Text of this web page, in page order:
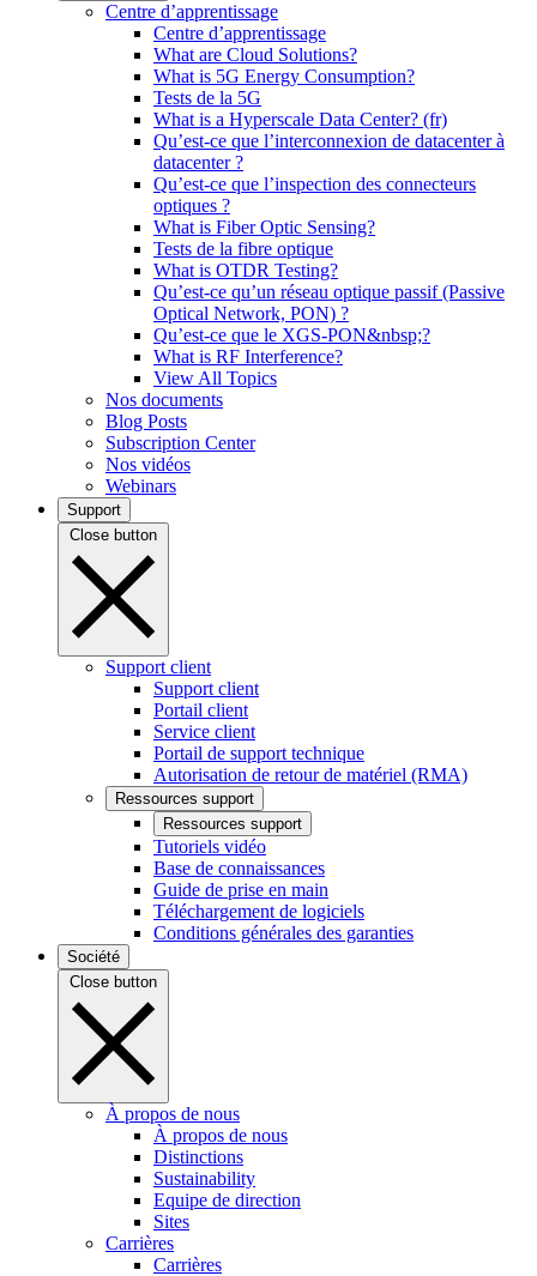
Centre d’apprentissage
Centre d’apprentissage
What are Cloud Solutions?
What is 5G Energy Consumption?
Tests de la 5G
What is a Hyperscale Data Center? (fr)
Qu’est-ce que l’interconnexion de datacenter à
datacenter ?
Qu’est-ce que l’inspection des connecteurs
optiques ?
What is Fiber Optic Sensing?
Tests de la fibre optique
What is OTDR Testing?
Qu’est-ce qu’un réseau optique passif (Passive
Optical Network, PON) ?
Qu’est-ce que le XGS-PON&nbsp;?
What is RF Interference?
View All Topics
Nos documents
Blog Posts
Subscription Center
Nos vidéos
Webinars
Support
Close button
Support client
Support client
Portail client
Service client
Portail de support technique
Autorisation de retour de matériel (RMA)
Ressources support
Ressources support
Tutoriels vidéo
Base de connaissances
Guide de prise en main
Téléchargement de logiciels
Conditions générales des garanties
Société
Close button
À propos de nous
À propos de nous
Distinctions
Sustainability
Equipe de direction
Sites
Carrières
Carrières